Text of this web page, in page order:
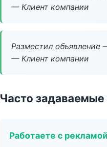
— Клиент компании
Разместил объявление
— Клиент компании
Часто
Работаете с